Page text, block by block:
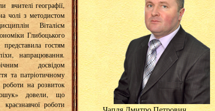
вчителі географії,
чолі з методистом
Віталієм
Глибоцького
гостям
напрацювання.
досвідом
та патріотичному
роботи на розвиток
довели, що
роботи